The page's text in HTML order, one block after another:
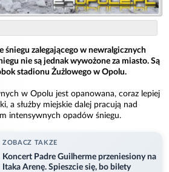
śniegu zalegającego w newralgicznych
nie są jednak wywożone za miasto. Są
stadionu Żużlowego w Opolu.
w Opolu jest opanowana, coraz lepiej
a służby miejskie dalej pracują nad
intensywnych opadów śniegu.
ZOBACZ TAKZE
Koncert Padre Guilherme przeniesiony na
Itaka Arenę. Spieszcie się, bo bilety